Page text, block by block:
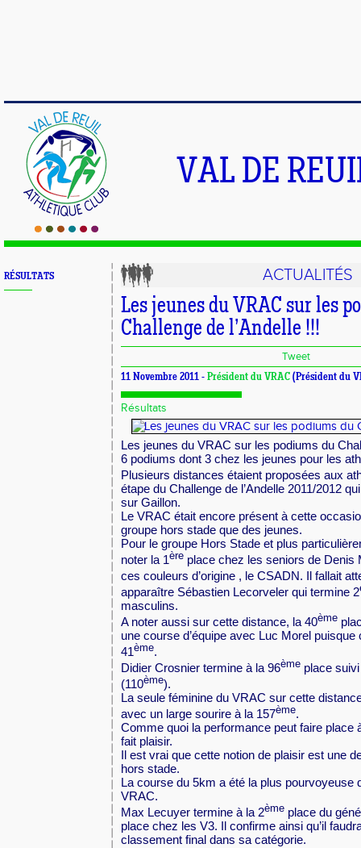
VAL DE
RÉSULTATS ACTUALITÉS
Les jeunes du VRAC sur les
Challenge de l’Andelle !!!
Tweet
11 Novembre 2011 - Président du VRAC (Président du
Résultats
Les jeunes du VRAC sur les podiums du
6 podiums dont 3 chez les jeunes pour les
Plusieurs distances étaient proposées aux
étape du Challenge de l’Andelle 2011/2012
sur Gaillon.
Le VRAC était encore présent à cette
groupe hors stade que des jeunes.
Pour le groupe Hors Stade et plus
noter la 1ère place chez les seniors de Denis
ces couleurs d’origine , le CSADN. Il fallait
apparaître Sébastien Lecorveler qui termine 2
masculins.
A noter aussi sur cette distance, la 40ème
une course d’équipe avec Luc Morel
41ème.
Didier Crosnier termine à la 96ème place
(110ème).
La seule féminine du VRAC sur cette
avec un large sourire à la 157ème.
Comme quoi la performance peut faire place
fait plaisir.
Il est vrai que cette notion de plaisir est une
hors stade.
La course du 5km a été la plus pourvoyeuse
VRAC.
Max Lecuyer termine à la 2ème place du
place chez les V3. Il confirme ainsi qu’il
classement final dans sa catégorie.